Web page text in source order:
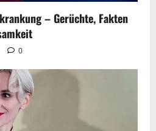
– Gerüchte, Fakten
0